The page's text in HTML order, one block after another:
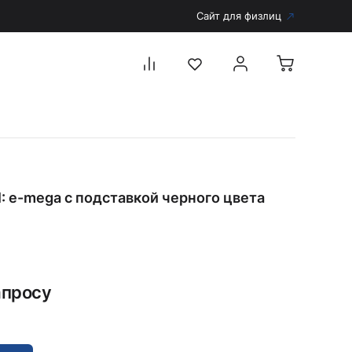
Сайт для физлиц
Аксессуары для дерматоскопов
Запасные части и комплектующие
e-mega с подставкой черного цвета